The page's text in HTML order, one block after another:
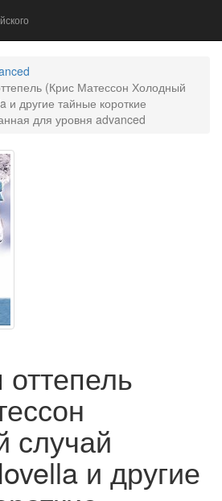
(Крис Матессон Холодный
и другие тайные короткие
для уровня advanced
случай
и другие